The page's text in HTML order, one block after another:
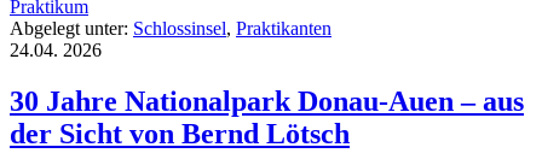
Praktikum
Abgelegt unter: Schlossinsel, Praktikanten
24.04. 2026
30 Jahre Nationalpark Donau-Auen – aus
der Sicht von Bernd Lötsch